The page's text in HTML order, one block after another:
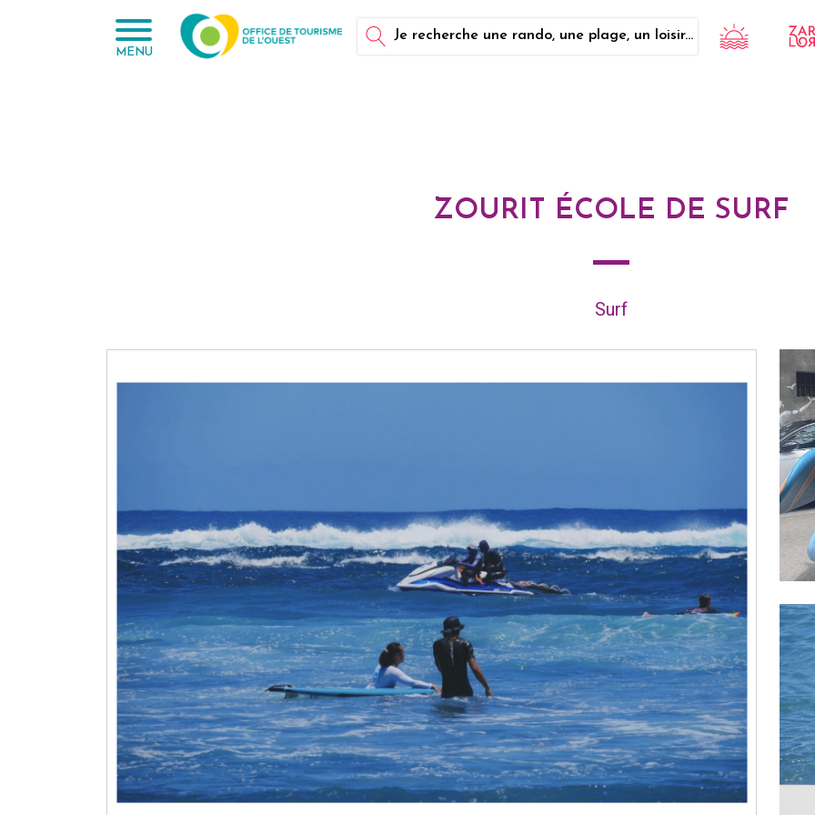
MENU
Je recherche une rando, une plage, un loisir...
ZOURIT ÉCOLE DE SURF
Surf